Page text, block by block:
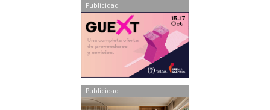
Publicidad
Publicidad